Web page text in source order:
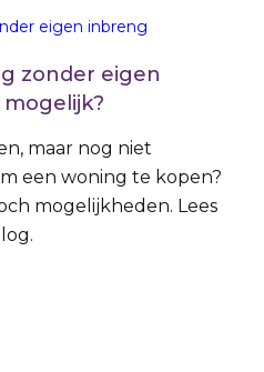
zonder eigen
maar nog niet
een woning te kopen?
mogelijkheden. Lees